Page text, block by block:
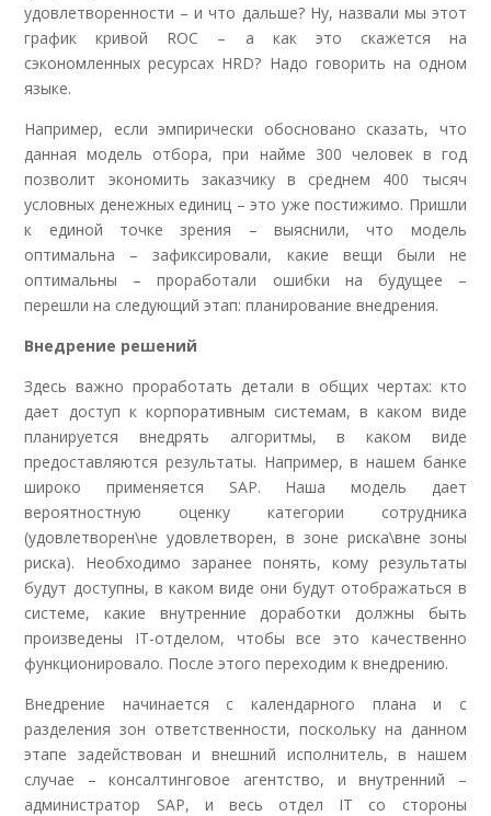
удовлетворенности – и что дальше? Ну, назвали мы этот
график кривой ROC – а как это скажется на
сэкономленных ресурсах HRD? Надо говорить на одном
языке.
Например, если эмпирически обосновано сказать, что
данная модель отбора, при найме 300 человек в год
позволит экономить заказчику в среднем 400 тысяч
условных денежных единиц – это уже постижимо. Пришли
к единой точке зрения – выяснили, что модель
оптимальна – зафиксировали, какие вещи были не
оптимальны – проработали ошибки на будущее –
перешли на следующий этап: планирование внедрения.
Внедрение решений
Здесь важно проработать детали в общих чертах: кто
дает доступ к корпоративным системам, в каком виде
планируется внедрять алгоритмы, в каком виде
предоставляются результаты. Например, в нашем банке
широко применяется SAP. Наша модель дает
вероятностную оценку категории сотрудника
(удовлетворен\не удовлетворен, в зоне риска\вне зоны
риска). Необходимо заранее понять, кому результаты
будут доступны, в каком виде они будут отображаться в
системе, какие внутренние доработки должны быть
произведены IT-отделом, чтобы все это качественно
функционировало. После этого переходим к внедрению.
Внедрение начинается с календарного плана и с
разделения зон ответственности, поскольку на данном
этапе задействован и внешний исполнитель, в нашем
случае – консалтинговое агентство, и внутренний –
администратор SAP, и весь отдел IT со стороны